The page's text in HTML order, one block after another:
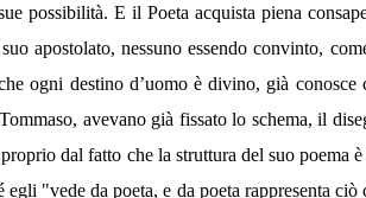
possibilità. E il Poeta acquista piena
apostolato, nessuno essendo convinto,
ogni destino d’uomo è divino, già
avevano già fissato lo schema, il
dal fatto che la struttura del suo poema
"vede da poeta, e da poeta rappresenta